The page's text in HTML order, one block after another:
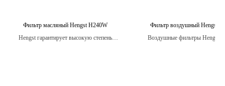
Фильтр масляный Hengst H240W
Hengst гарантирует высокую степень
Фильтр воздушный Hengst
Воздушные фильтры Hengst